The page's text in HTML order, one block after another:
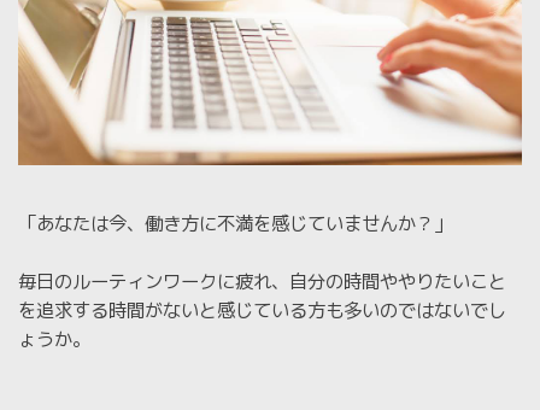
「あなたは今、働き方に不満を感じていませんか？」
毎日のルーティンワークに疲れ、自分の時間ややりたいこと
を追求する時間がないと感じている方も多いのではないでし
ょうか。